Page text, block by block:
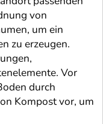
von
um ein
zu erzeugen.
Vor
durch
Kompost vor, um